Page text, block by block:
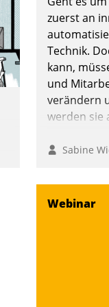
Nadja
zuerst an
Technik.
kann,
und
verändern
werden sie
Sabine
Webinar